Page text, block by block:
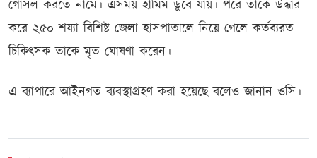
গোসল করতে নামে। এসময় হামিম ডুবে যায়। পরে তাকে উদ্ধার
করে ২৫০ শয্যা বিশিষ্ট জেলা হাসপাতালে নিয়ে গেলে কর্তব্যরত
চিকিৎসক তাকে মৃত ঘোষণা করেন।
এ ব্যাপারে আইনগত ব্যবস্থাগ্রহণ করা হয়েছে বলেও জানান ওসি।